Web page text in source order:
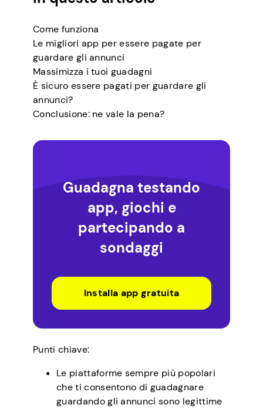
Come funziona
Le migliori app per essere pagate per
guardare gli annunci
Massimizza i tuoi guadagni
È sicuro essere pagati per guardare gli
annunci?
Conclusione: ne vale la pena?
Guadagna testando
app, giochi e
partecipando a
sondaggi
Installa app gratuita
Punti chiave:
Le piattaforme sempre più popolari
che ti consentono di guadagnare
guardando gli annunci sono legittime